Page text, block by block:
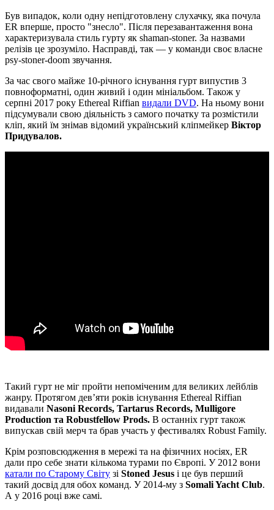
Був випадок, коли одну непідготовлену слухачку, яка почула
ER вперше, просто "знесло". Після перезавантаження вона
характеризувала стиль гурту як shaman-stoner. За назвами
релізів це зрозуміло. Насправді, так — у команди своє власне
psy-stoner-doom звучання.
За час свого майже 10-річного існування гурт випустив 3
повноформатні, один живий і один мініальбом. Також у
серпні 2017 року Ethereal Riffian видали DVD. На ньому вони
підсумували свою діяльність з самого початку та розмістили
кліп, який їм знімав відомий український кліпмейкер Віктор
Придувалов.
Такий гурт не міг пройти непоміченим для великих лейблів
жанру. Протягом дев’яти років існування Ethereal Riffian
видавали Nasoni Records, Tartarus Records, Mulligore
Production та Robustfellow Prods. В останніх гурт також
випускав свій мерч та брав участь у фестивалях Robust Family.
Крім розповсюдження в мережі та на фізичних носіях, ER
дали про себе знати кількома турами по Європі. У 2012 вони
катали по Старому Світу зі Stoned Jesus і це був перший
такий досвід для обох команд. У 2014-му з Somali Yacht Club.
А у 2016 році вже самі.